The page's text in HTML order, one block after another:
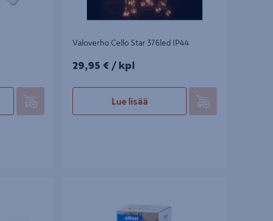
Valoverho Cello Star 376led IP44
29,95€/kpl
29,95 € / kpl
Lue lisää